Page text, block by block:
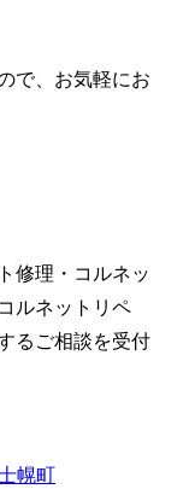
で、お気軽にお
修理・コルネッ
ルネットリペ
るご相談を受付
幌町